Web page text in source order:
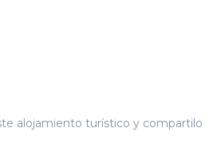
alojamiento turístico y compartilo